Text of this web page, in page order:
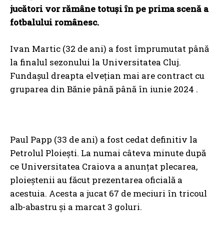
jucători vor rămâne totuși în pe prima scenă a
fotbalului românesc.
Ivan Martic (32 de ani) a fost împrumutat până
la finalul sezonului la Universitatea Cluj.
Fundașul dreapta elvețian mai are contract cu
gruparea din Bănie până până în iunie 2024 .
Paul Papp (33 de ani) a fost cedat definitiv la
Petrolul Ploiești. La numai câteva minute după
ce Universitatea Craiova a anunțat plecarea,
ploieștenii au făcut prezentarea oficială a
acestuia. Acesta a jucat 67 de meciuri în tricoul
alb-abastru și a marcat 3 goluri.